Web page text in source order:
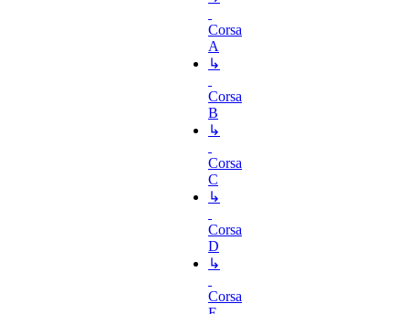
Corsa
A
↳
Corsa
B
↳
Corsa
C
↳
Corsa
D
↳
Corsa